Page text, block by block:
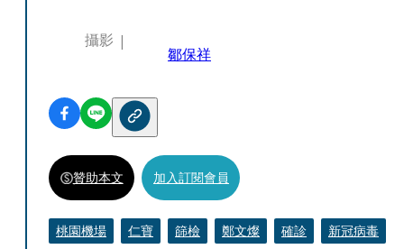
攝影
鄒保祥
贊助本文 加入訂閱會員
桃園機場 仁寶 篩檢 鄭文燦 確診
新冠病毒